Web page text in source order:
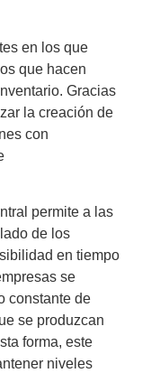
en los que
que hacen
Gracias
la creación de
con
permite a las
de los
en tiempo
se
constante de
se produzcan
forma, este
niveles